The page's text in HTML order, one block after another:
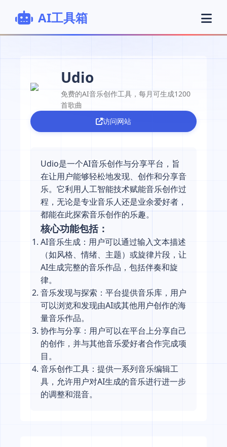
AI工具箱
Udio
免费的AI音乐创作工具，每月可生成1200
首歌曲
访问网站
Udio是一个AI音乐创作与分享平台，旨
在让用户能够轻松地发现、创作和分享音
乐。它利用人工智能技术赋能音乐创作过
程，无论是专业音乐人还是业余爱好者，
都能在此探索音乐创作的乐趣。
核心功能包括：
AI音乐生成：用户可以通过输入文本描述
（如风格、情绪、主题）或旋律片段，让
AI生成完整的音乐作品，包括伴奏和旋
律。
音乐发现与探索：平台提供音乐库，用户
可以浏览和发现由AI或其他用户创作的海
量音乐作品。
协作与分享：用户可以在平台上分享自己
的创作，并与其他音乐爱好者合作完成项
目。
音乐创作工具：提供一系列音乐编辑工
具，允许用户对AI生成的音乐进行进一步
的调整和混音。